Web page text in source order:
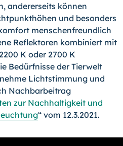
andererseits können
und besonders
menschenfreundlich
Reflektoren kombiniert mit
K oder 2700 K
Bedürfnisse der Tierwelt
Lichtstimmung und
Nachbarbeitrag
zur Nachhaltigkeit und
“ vom 12.3.2021.